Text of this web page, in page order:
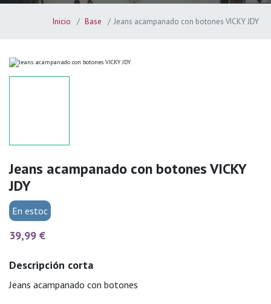
Inicio Base Jeans acampanado con botones VICKY JDY
Jeans acampanado con botones VICKY
JDY
En estoc
39,99 €
Descripción corta
Jeans acampanado con botones